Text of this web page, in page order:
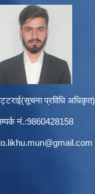
प्रविधि अधिकृत)
नं.:9860428158